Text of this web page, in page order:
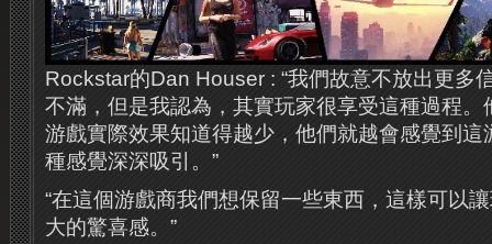
Rockstar的Dan Houser : “我們故意不放出更多
不滿，但是我認為，其實玩家很享受這種過程。
游戲實際效果知道得越少，他們就越會感覺到這
種感覺深深吸引。”
“在這個游戲商我們想保留一些東西，這樣可以
大的驚喜感。”